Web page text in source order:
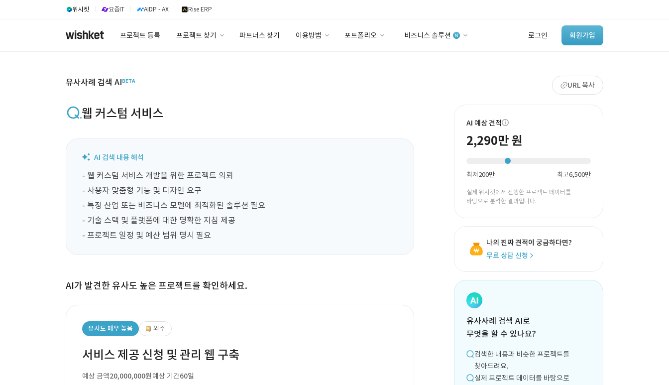
위시켓 요즘IT AIDP - AX Rise ERP
프로젝트 등록 프로젝트 찾기 파트너스 찾기 이용방법 포트폴리오 비즈니스 솔루션 로그인 회원가입
‘이런 거’ 만들어본
개발 회사 있어?
바로가기
유사사례 검색 AI URL 복사
웹 커스텀 서비스
- 웹 커스텀 서비스 개발을 위한 프로젝트 의뢰
- 사용자 맞춤형 기능 및 디자인 요구
- 특정 산업 또는 비즈니스 모델에 최적화된 솔루션 필요
- 기술 스택 및 플랫폼에 대한 명확한 지침 제공
- 프로젝트 일정 및 예산 범위 명시 필요
AI가 발견한 유사도 높은 프로젝트를 확인하세요.
유사도 매우 높음 외주
서비스 제공 신청 및 관리 웹 구축
예상 금액20,000,000원예상 기간60일
AI 예상 견적
2,290만 원
최저200만 최고6,500만
실제 위시켓에서 진행한 프로젝트 데이터를
바탕으로 분석한 결과입니다.
나의 진짜 견적이 궁금하다면?
무료 상담 신청
유사사례 검색 AI로
무엇을 할 수 있나요?
검색한 내용과 비슷한 프로젝트를
찾아드려요.
실제 프로젝트 데이터를 바탕으로